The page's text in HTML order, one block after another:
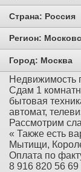
Страна: Россия
Регион:
Город: Москва
Недвижимость
Сдам 1
бытовая
автомат,
Рассмотрим
« Также есть
Мытищи,
Оплата по
8 916 820 56 69